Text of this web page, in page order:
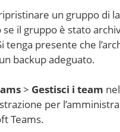
un gruppo di
se il gruppo è stato
tenga presente che
backup adeguato.
> Gestisci i team
per
Teams.